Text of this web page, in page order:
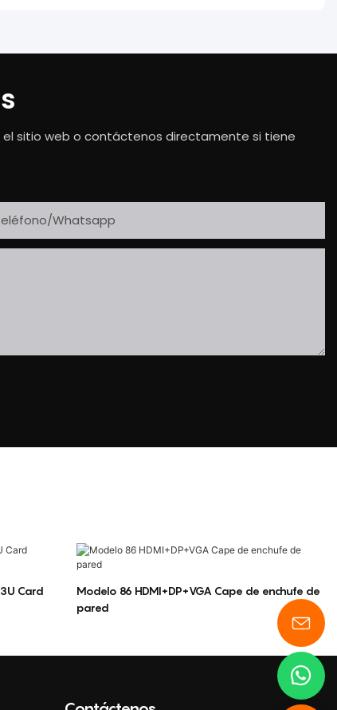
sitio web o contáctenos directamente si tiene
whatsapp
Modelo 86 HDMI+DP+VGA Cape de enchufe de
pared